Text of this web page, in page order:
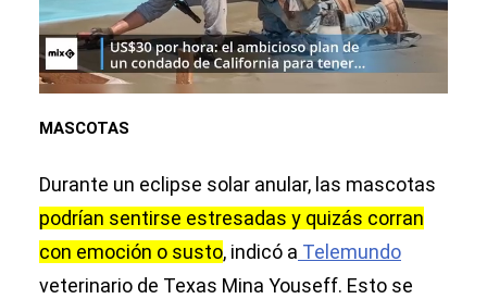
MASCOTAS
Durante un eclipse solar anular, las mascotas
podrían sentirse estresadas y quizás corran
con emoción o susto, indicó a Telemundo
veterinario de Texas Mina Youseff. Esto se